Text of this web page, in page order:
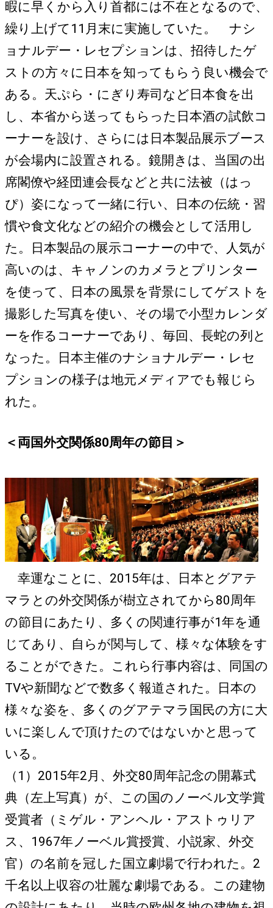
暇に早くから入り首都には不在となるので、
繰り上げて11月末に実施していた。 ナシ
ョナルデー・レセプションは、招待したゲ
ストの方々に日本を知ってもらう良い機会で
ある。天ぷら・にぎり寿司など日本食を出
し、本省から送ってもらった日本酒の試飲コ
ーナーを設け、さらには日本製品展示ブース
が会場内に設置される。鏡開きは、当国の出
席閣僚や経団連会長などと共に法被（はっ
ぴ）姿になって一緒に行い、日本の伝統・習
慣や食文化などの紹介の機会として活用し
た。日本製品の展示コーナーの中で、人気が
高いのは、キャノンのカメラとプリンター
を使って、日本の風景を背景にしてゲストを
撮影した写真を使い、その場で小型カレンダ
ーを作るコーナーであり、毎回、長蛇の列と
なった。日本主催のナショナルデー・レセ
プションの様子は地元メディアでも報じら
れた。
＜両国外交関係80周年の節目＞
幸運なことに、2015年は、日本とグアテ
マラとの外交関係が樹立されてから80周年
の節目にあたり、多くの関連行事が1年を通
じてあり、自らが関与して、様々な体験をす
ることができた。これら行事内容は、同国の
TVや新聞などで数多く報道された。日本の
様々な姿を、多くのグアテマラ国民の方に大
いに楽しんで頂けたのではないかと思って
いる。
（1）2015年2月、外交80周年記念の開幕式
典（左上写真）が、この国のノーベル文学賞
受賞者（ミゲル・アンヘル・アストゥリア
ス、1967年ノーベル賞授賞、小説家、外交
官）の名前を冠した国立劇場で行われた。2
千名以上収容の壮麗な劇場である。この建物